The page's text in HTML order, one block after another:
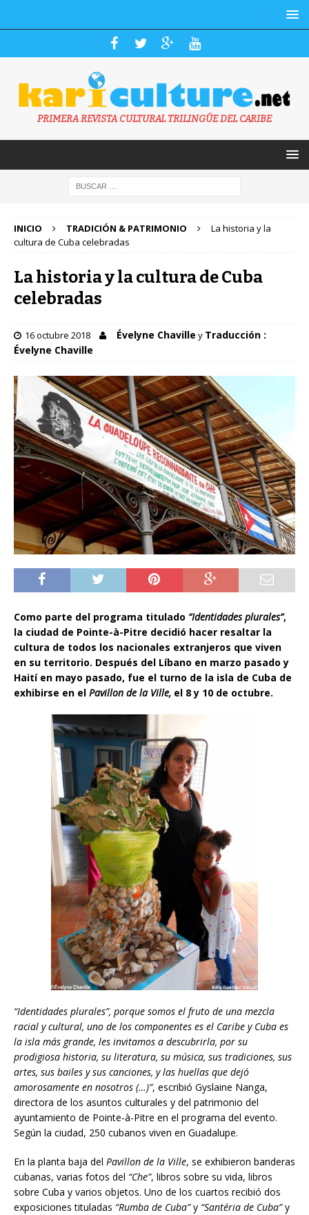
PRIMERA REVISTA CULTURAL TRILINGÜE DEL CARIBE
INICIO TRADICIÓN & PATRIMONIO
La historia y la
cultura de Cuba celebradas
La historia y la cultura de Cuba
celebradas
16 octubre 2018 Évelyne Chaville y Traducción :
Évelyne Chaville
Como parte del programa titulado “Identidades plurales”,
la ciudad de Pointe-à-Pitre decidió hacer resaltar la
cultura de todos los nacionales extranjeros que viven
en su territorio. Después del Líbano en marzo pasado y
Haití en mayo pasado, fue el turno de la isla de Cuba de
exhibirse en el Pavillon de la Ville, el 8 y 10 de octubre.
“Identidades plurales”, porque somos el fruto de una mezcla
racial y cultural, uno de los componentes es el Caribe y Cuba es
la isla más grande, les invitamos a descubrirla, por su
prodigiosa historia, su literatura, su música, sus tradiciones, sus
artes, sus bailes y sus canciones, y las huellas que dejó
amorosamente en nosotros (…)”, escribió Gyslaine Nanga,
directora de los asuntos culturales y del patrimonio del
ayuntamiento de Pointe-à-Pitre en el programa del evento.
Según la ciudad, 250 cubanos viven en Guadalupe.
En la planta baja del Pavillon de la Ville, se exhibieron banderas
cubanas, varias fotos del “Che”, libros sobre su vida, libros
sobre Cuba y varios objetos. Uno de los cuartos recibió dos
exposiciones tituladas “Rumba de Cuba”y “Santéria de Cuba”y